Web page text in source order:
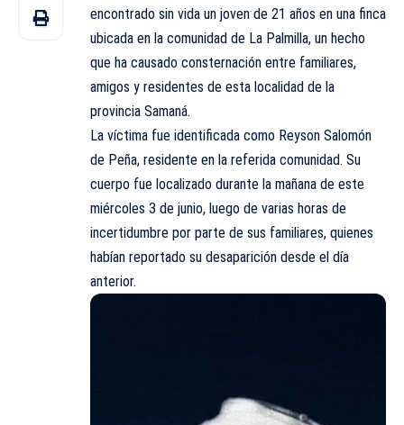
encontrado sin vida un joven de 21 años en una finca
ubicada en la comunidad de La Palmilla, un hecho
que ha causado consternación entre familiares,
amigos y residentes de esta localidad de la
provincia Samaná.
La víctima fue identificada como Reyson Salomón
de Peña, residente en la referida comunidad. Su
cuerpo fue localizado durante la mañana de este
miércoles 3 de junio, luego de varias horas de
incertidumbre por parte de sus familiares, quienes
habían reportado su desaparición desde el día
anterior.